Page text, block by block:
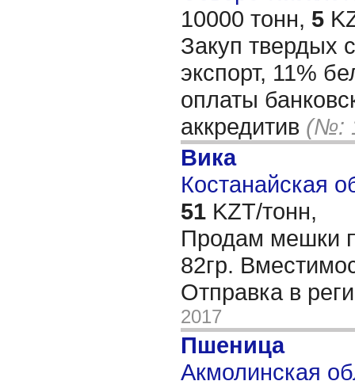
10000 тонн, 5
Закуп твердых
экспорт, 11%
оплаты
аккредитив (№:
Вика
Костанайская
51 KZT/тонн,
Продам мешки
82гр.
Отправка в
2017
Пшеница
Акмолинская